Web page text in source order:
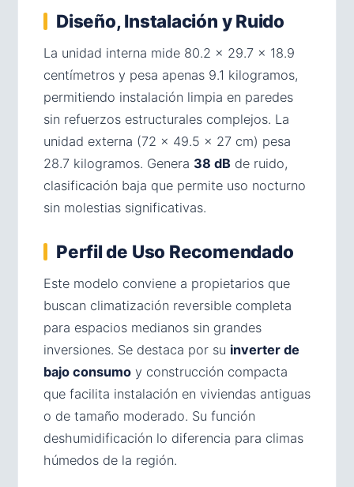
Diseño, Instalación y Ruido
La unidad interna mide 80.2 × 29.7 × 18.9
centímetros y pesa apenas 9.1 kilogramos,
permitiendo instalación limpia en paredes
sin refuerzos estructurales complejos. La
unidad externa (72 × 49.5 × 27 cm) pesa
28.7 kilogramos. Genera 38 dB de ruido,
clasificación baja que permite uso nocturno
sin molestias significativas.
Perfil de Uso Recomendado
Este modelo conviene a propietarios que
buscan climatización reversible completa
para espacios medianos sin grandes
inversiones. Se destaca por su inverter de
bajo consumo y construcción compacta
que facilita instalación en viviendas antiguas
o de tamaño moderado. Su función
deshumidificación lo diferencia para climas
húmedos de la región.